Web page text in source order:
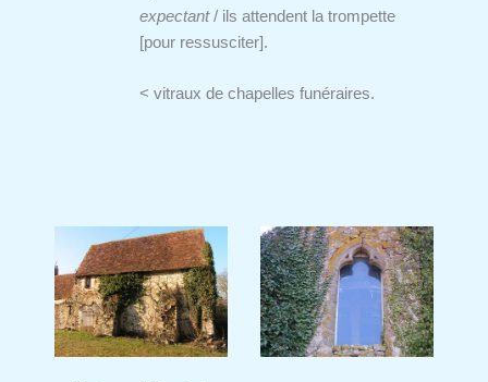
expectant/ ils attendent la trompette
[pour ressusciter].
< vitraux de chapelles funéraires.